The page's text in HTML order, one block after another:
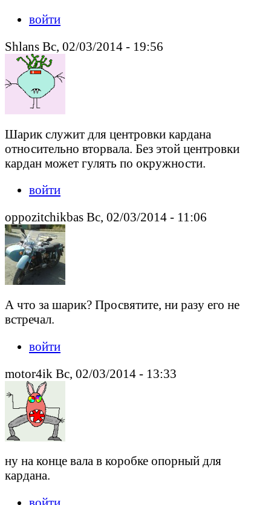
войти
Shlans Вс, 02/03/2014 - 19:56
Шарик служит для центровки кардана
относительно вторвала. Без этой центровки
кардан может гулять по окружности.
войти
oppozitchikbas Вс, 02/03/2014 - 11:06
А что за шарик? Просвятите, ни разу его не
встречал.
войти
motor4ik Вс, 02/03/2014 - 13:33
ну на конце вала в коробке опорный для
кардана.